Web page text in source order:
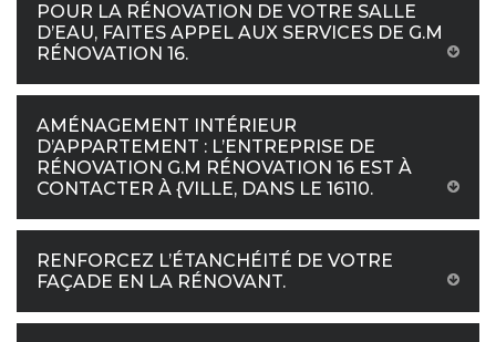
POUR LA RÉNOVATION DE VOTRE SALLE
D’EAU, FAITES APPEL AUX SERVICES DE G.M
RÉNOVATION 16.
AMÉNAGEMENT INTÉRIEUR
D’APPARTEMENT : L’ENTREPRISE DE
RÉNOVATION G.M RÉNOVATION 16 EST À
CONTACTER À {VILLE, DANS LE 16110.
RENFORCEZ L’ÉTANCHÉITÉ DE VOTRE
FAÇADE EN LA RÉNOVANT.